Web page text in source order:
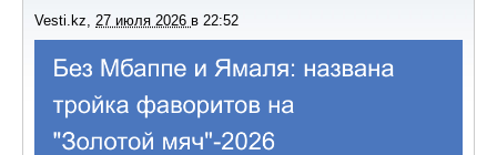
Vesti.kz, 27 июля 2026 в 22:52